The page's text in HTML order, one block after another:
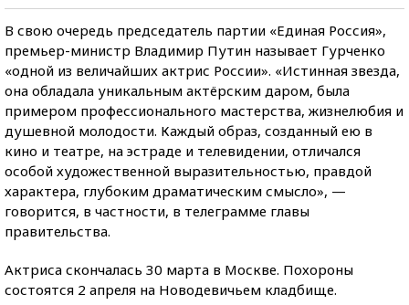
В свою очередь председатель партии «Единая Россия»,
премьер-министр Владимир Путин называет Гурченко
«одной из величайших актрис России». «Истинная звезда,
она обладала уникальным актёрским даром, была
примером профессионального мастерства, жизнелюбия и
душевной молодости. Каждый образ, созданный ею в
кино и театре, на эстраде и телевидении, отличался
особой художественной выразительностью, правдой
характера, глубоким драматическим смысло», —
говорится, в частности, в телеграмме главы
правительства.
Актриса скончалась 30 марта в Москве. Похороны
состоятся 2 апреля на Новодевичьем кладбище.